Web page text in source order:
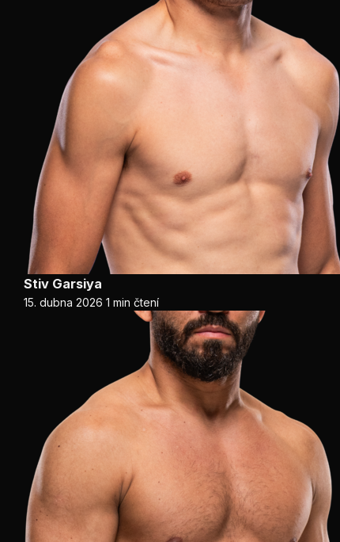
Stiv Garsiya
15. dubna 2026 1 min čtení